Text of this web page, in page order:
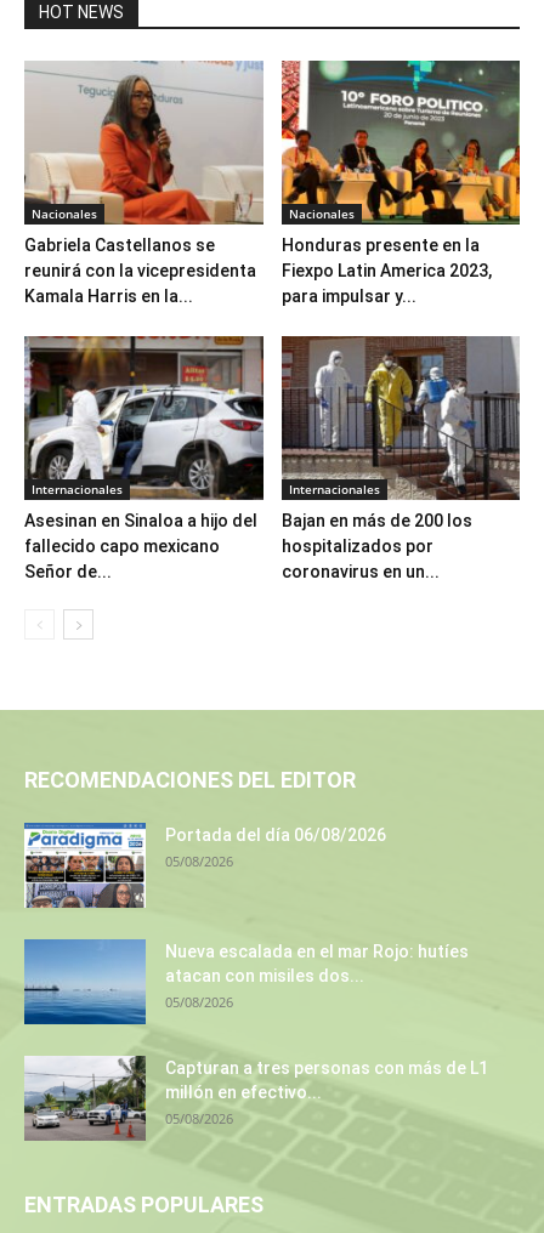
HOT NEWS
Nacionales
Gabriela Castellanos se
reunirá con la vicepresidenta
Kamala Harris en la...
Nacionales
Honduras presente en la
Fiexpo Latin America 2023,
para impulsar y...
Internacionales
Asesinan en Sinaloa a hijo del
fallecido capo mexicano
Señor de...
Internacionales
Bajan en más de 200 los
hospitalizados por
coronavirus en un...
RECOMENDACIONES DEL EDITOR
Portada del día 06/08/2026
05/08/2026
Nueva escalada en el mar Rojo: hutíes
atacan con misiles dos...
05/08/2026
Capturan a tres personas con más de L1
millón en efectivo...
05/08/2026
ENTRADAS POPULARES